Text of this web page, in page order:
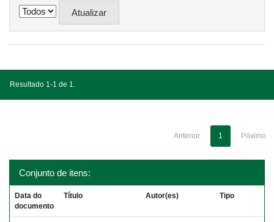
Resultado 1-1 de 1.
Anterior 1 Póximo
Conjunto de itens:
Data do
documento
Título Autor(es) Tipo